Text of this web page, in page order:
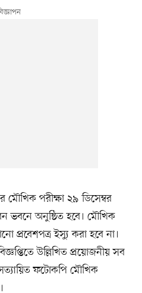
মৌখিক পরীক্ষা ২৯ ডিসেম্বর
ভবনে অনুষ্ঠিত হবে। মৌখিক
প্রবেশপত্র ইস্যু করা হবে না।
উল্লিখিত প্রয়োজনীয় সব
ফটোকপি মৌখিক